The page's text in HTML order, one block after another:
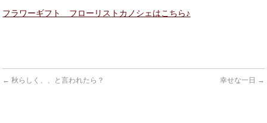
フラワーギフト フローリストカノシェはこちら♪
← 秋らしく、、と言われたら？ 幸せな一日 →